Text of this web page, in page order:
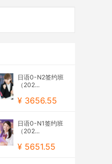
日语0-N2签约班
（202...
¥ 3656.55
日语0-N1签约班
（202...
¥ 5651.55